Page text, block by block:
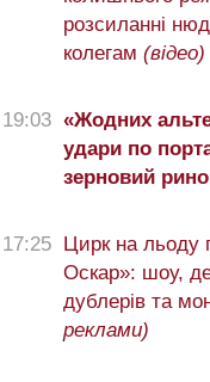
розсиланні
колегам (відео)
19:03 «Жодних
удари по
зерновий
17:25
Цирк на льоду
Оскар»: шоу,
дублерів та
реклами)